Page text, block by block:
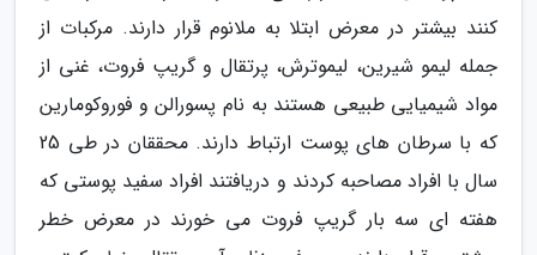
کنند بیشتر در معرض ابتلا به ملانوم قرار دارند. مرکبات از
جمله لیمو شیرین، لیموترش، پرتقال و گریپ فروت، غنی از
مواد شیمیایی طبیعی هستند به نام پسورالن و فوروکومارین
که با سرطان های پوست ارتباط دارند. محققان در طی 25
سال با افراد مصاحبه کردند و دریافتند افراد سفید پوستی که
هفته ای سه بار گریپ فروت می خورند در معرض خطر